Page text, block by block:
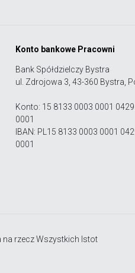
Konto bankowe Pracowni
Bank Spółdzielczy Bystra
ul. Zdrojowa 3, 43-360 Bystra,
Konto: 15 8133 0003 0001
0001
IBAN: PL15 8133 0003 0001
0001
rzecz Wszystkich Istot